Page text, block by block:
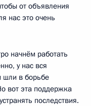
от объявления
нас это очень
начнём работать
у нас вся
шли в борьбе
вот эта поддержка
последствия.